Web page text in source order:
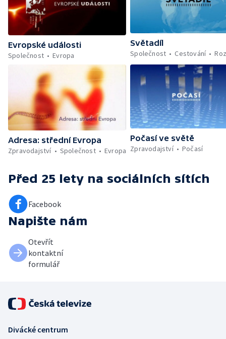
Evropské události
Společnost
Evropa
Světadíl
Společnost
Cestování
Adresa: střední Evropa
Zpravodajství
Společnost Evropa
Počasí ve světě
Zpravodajství
Počasí
Před 25 lety na sociálních sítích
Facebook
Napište nám
Otevřít
kontaktní
formulář
Divácké centrum